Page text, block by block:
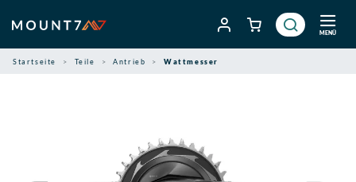
Inhalt
springen
MENÜ
Startseite Teile Antrieb Wattmesser